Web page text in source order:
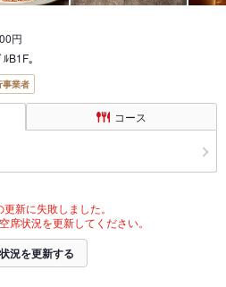
円
B1F｡
事業者
コース
新に失敗しました。
席状況を更新してください。
況を更新する